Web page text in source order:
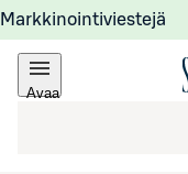
Markkinointiviestejä
Avaa